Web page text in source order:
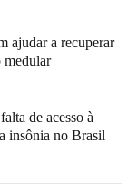
ajudar a recuperar
medular
de acesso à
insônia no Brasil